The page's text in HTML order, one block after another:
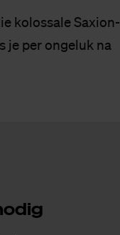
kolossale Saxion-
je per ongeluk na